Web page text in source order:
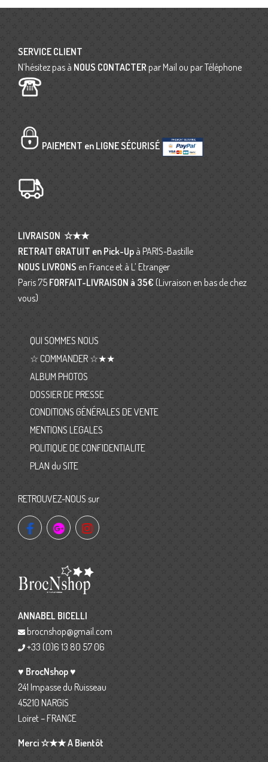
SERVICE CLIENT
N’hésitez pas à NOUS CONTACTER par Mail ou par Téléphone
PAIEMENT en LIGNE SÉCURISÉ
LIVRAISON ☆★★
RETRAIT GRATUIT en Pick-Up à PARIS-Bastille
NOUS LIVRONS en France et à L’ Etranger
Paris 75 FORFAIT-LIVRAISON à 35€ (Livraison en bas de chez
vous)
QUI SOMMES NOUS
☆ COMMANDER ☆★★
ALBUM PHOTOS
DOSSIER DE PRESSE
CONDITIONS GÉNÉRALES DE VENTE
MENTIONS LEGALES
POLITIQUE DE CONFIDENTIALITE
PLAN du SITE
RETROUVEZ-NOUS sur
ANNABEL BICELLI
brocnshop@gmail.com
+33 (0)6 13 80 57 06
♥ BrocNshop ♥
241 Impasse du Ruisseau
45210 NARGIS
Loiret – FRANCE
Merci ☆★★ A Bientôt